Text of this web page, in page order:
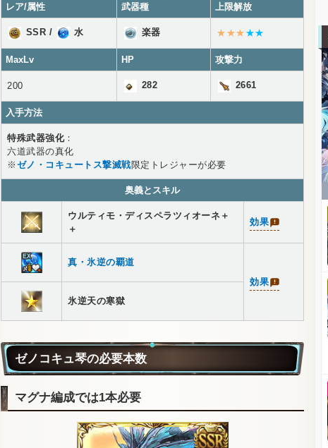
レア/属性 武器種 上限解放
SSR / 水 楽器 ★★★ ★★
MaxLv HP 攻撃力
200 282 2661
入手方法
特殊武器強化：
六道武器の真化
※ ゼノ・コキュートス撃滅戦限定トレジャーが必要
奥義とスキル
ウルティモ・ディスペラツィオーネ＋
＋
効果
真・氷逆の覇道
効果
氷逆天の寒獄
ゼノコキュ琴の必要本数
マグナ編成では1本必要